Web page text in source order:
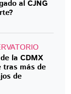
al CJNG
la CDMX
tras más de
de